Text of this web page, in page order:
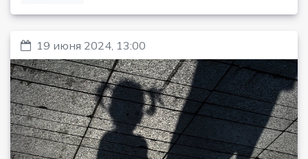
19 июня 2024, 13:00